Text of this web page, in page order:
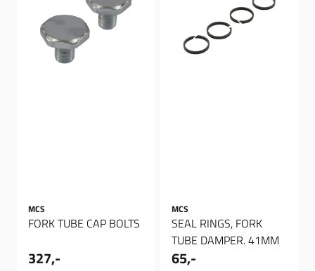
MCS
FORK TUBE CAP BOLTS
327,-
MCS
SEAL RINGS, FORK
TUBE DAMPER. 41MM
65,-